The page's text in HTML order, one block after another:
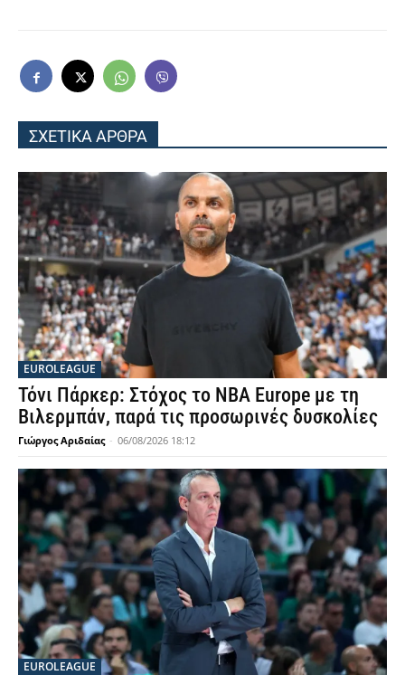
ΣΧΕΤΙΚΑ ΑΡΘΡΑ
EUROLEAGUE
Τόνι Πάρκερ: Στόχος το NBA Europe με τη
Βιλερμπάν, παρά τις προσωρινές δυσκολίες
Γιώργος Αριδαίας - 06/08/2026 18:12
EUROLEAGUE